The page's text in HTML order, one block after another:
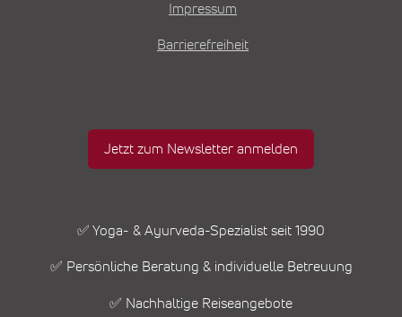
Impressum
Barrierefreiheit
Jetzt zum Newsletter anmelden
✅ Yoga- & Ayurveda-Spezialist seit 1990
✅ Persönliche Beratung & individuelle Betreuung
✅ Nachhaltige Reiseangebote